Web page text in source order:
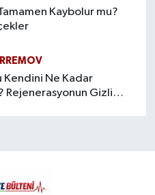
Kaybolur mu?
Kendini Ne Kadar
Rejenerasyonun Gizli